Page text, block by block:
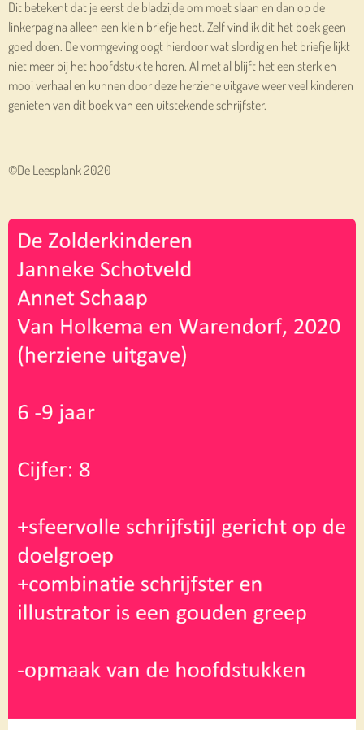
Dit betekent dat je eerst de bladzijde om moet slaan en dan op de
linkerpagina alleen een klein briefje hebt. Zelf vind ik dit het boek geen
goed doen. De vormgeving oogt hierdoor wat slordig en het briefje lijkt
niet meer bij het hoofdstuk te horen. Al met al blijft het een sterk en
mooi verhaal en kunnen door deze herziene uitgave weer veel kinderen
genieten van dit boek van een uitstekende schrijfster.
©De Leesplank 2020